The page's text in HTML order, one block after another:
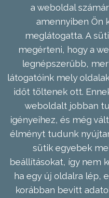
a weboldal
amennyiben Ön
meglátogatta. A
megérteni, hogy a
legnépszerűbb,
látogatóink mely
időt töltenek ott.
weboldalt jobban
igényeihez, és még
élményt tudunk
sütik egyebek
beállításokat, így nem
ha egy új oldalra lép,
korábban bevitt